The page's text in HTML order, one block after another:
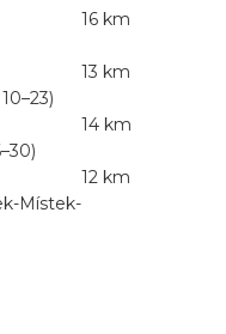
16 km
13 km
14 km
Místek-
12 km